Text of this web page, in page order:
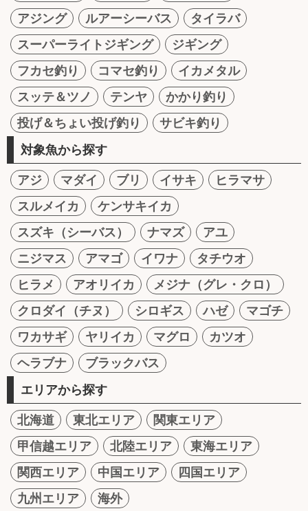
アジング
ルアーシーバス
タイラバ
スーパーライトジギング
ジギング
フカセ釣り
コマセ釣り
イカメタル
スッテ＆ツノ
テンヤ
かかり釣り
投げ＆ちょい投げ釣り
サビキ釣り
対象魚から探す
アジ マダイ ブリ イサキ
ヒラマサ
スルメイカ
ケンサキイカ
スズキ（シーバス）
ナマズ
アユ
ニジマス
アマゴ イワナ
タチウオ
ヒラメ
アオリイカ
メジナ（グレ・クロ）
クロダイ（チヌ）
シロギス ハゼ
マゴチ
ワカサギ
ヤリイカ マグロ
カツオ
ヘラブナ
ブラックバス
エリアから探す
北海道 東北エリア
関東エリア
甲信越エリア
北陸エリア
東海エリア
関西エリア
中国エリア
四国エリア
九州エリア
海外